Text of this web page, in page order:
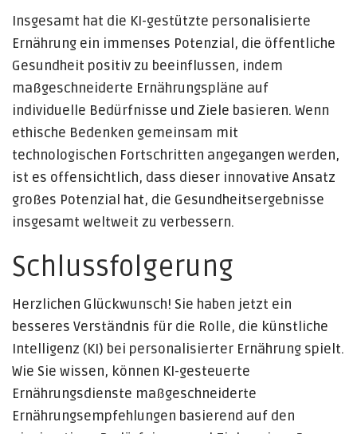
Insgesamt hat die KI-gestützte personalisierte
Ernährung ein immenses Potenzial, die öffentliche
Gesundheit positiv zu beeinflussen, indem
maßgeschneiderte Ernährungspläne auf
individuelle Bedürfnisse und Ziele basieren. Wenn
ethische Bedenken gemeinsam mit
technologischen Fortschritten angegangen werden,
ist es offensichtlich, dass dieser innovative Ansatz
großes Potenzial hat, die Gesundheitsergebnisse
insgesamt weltweit zu verbessern.
Schlussfolgerung
Herzlichen Glückwunsch! Sie haben jetzt ein
besseres Verständnis für die Rolle, die künstliche
Intelligenz (KI) bei personalisierter Ernährung spielt.
Wie Sie wissen, können KI-gesteuerte
Ernährungsdienste maßgeschneiderte
Ernährungsempfehlungen basierend auf den